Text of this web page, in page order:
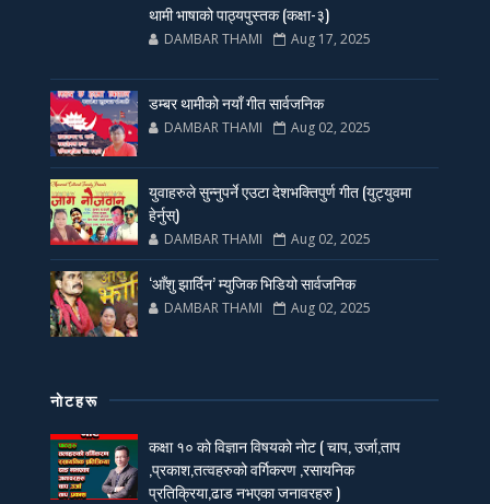
थामी भाषाको पाठ्यपुस्तक (कक्षा-३)
DAMBAR THAMI Aug 17, 2025
डम्बर थामीको नयाँ गीत सार्वजनिक
DAMBAR THAMI Aug 02, 2025
युवाहरुले सुन्नुपर्ने एउटा देशभक्तिपुर्ण गीत (युट्युवमा
हेर्नुस्)
DAMBAR THAMI Aug 02, 2025
‘आँशु झार्दिन’ म्युजिक भिडियो सार्वजनिक
DAMBAR THAMI Aug 02, 2025
नाेटहरू
कक्षा १० काे विज्ञान विषयको नोट ( चाप, उर्जा,ताप
,प्रकाश,तत्वहरुको वर्गिकरण ,रसायनिक
प्रतिक्रिया,ढाड नभएका जनावरहरु )